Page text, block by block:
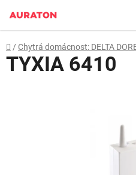
na
obsah
Domů
/ Chytrá domácnost: DELTA
TYXIA 6410